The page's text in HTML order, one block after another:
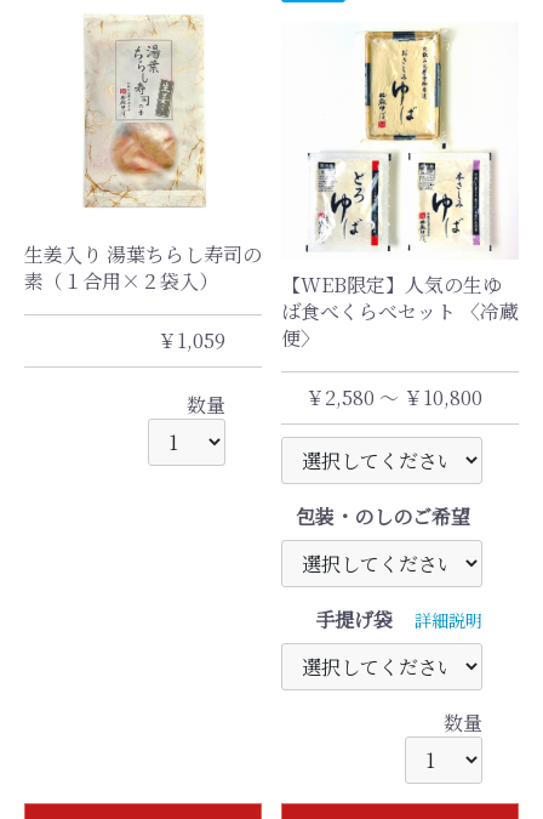
生姜入り 湯葉ちらし寿司の
素（１合用×２袋入）
￥1,059
数量
【WEB限定】人気の生ゆ
ば食べくらべセット 〈冷蔵
便〉
￥2,580 ～ ￥10,800
包装・のしのご希望
手提げ袋 詳細説明
数量